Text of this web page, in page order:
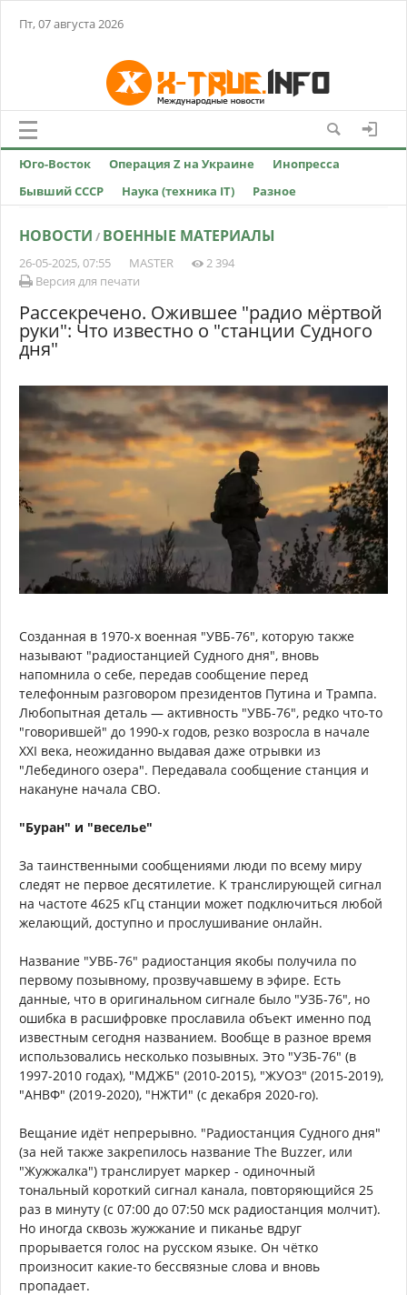
Пт, 07 августа 2026
Юго-Восток Операция Z на Украине
Инопресса
Бывший СССР
Наука (техника IT) Разное
НОВОСТИ / ВОЕННЫЕ МАТЕРИАЛЫ
26-05-2025, 07:55 MASTER
2 394
Версия для печати
Рассекречено. Ожившее "радио мёртвой
руки": Что известно о "станции Судного
дня"
Созданная в 1970-х военная "УВБ-76", которую также
называют "радиостанцией Судного дня", вновь
напомнила о себе, передав сообщение перед
телефонным разговором президентов Путина и Трампа.
Любопытная деталь — активность "УВБ-76", редко что-то
"говорившей" до 1990-х годов, резко возросла в начале
XXI века, неожиданно выдавая даже отрывки из
"Лебединого озера". Передавала сообщение станция и
накануне начала СВО.
"Буран" и "веселье"
За таинственными сообщениями люди по всему миру
следят не первое десятилетие. К транслирующей сигнал
на частоте 4625 кГц станции может подключиться любой
желающий, доступно и прослушивание онлайн.
Название "УВБ-76" радиостанция якобы получила по
первому позывному, прозвучавшему в эфире. Есть
данные, что в оригинальном сигнале было "УЗБ-76", но
ошибка в расшифровке прославила объект именно под
известным сегодня названием. Вообще в разное время
использовались несколько позывных. Это "УЗБ-76" (в
1997-2010 годах), "МДЖБ" (2010-2015), "ЖУОЗ" (2015-2019),
"АНВФ" (2019-2020), "НЖТИ" (с декабря 2020-го).
Вещание идёт непрерывно. "Радиостанция Судного дня"
(за ней также закрепилось название The Buzzer, или
"Жужжалка") транслирует маркер - одиночный
тональный короткий сигнал канала, повторяющийся 25
раз в минуту (с 07:00 до 07:50 мск радиостанция молчит).
Но иногда сквозь жужжание и пиканье вдруг
прорывается голос на русском языке. Он чётко
произносит какие-то бессвязные слова и вновь
пропадает.